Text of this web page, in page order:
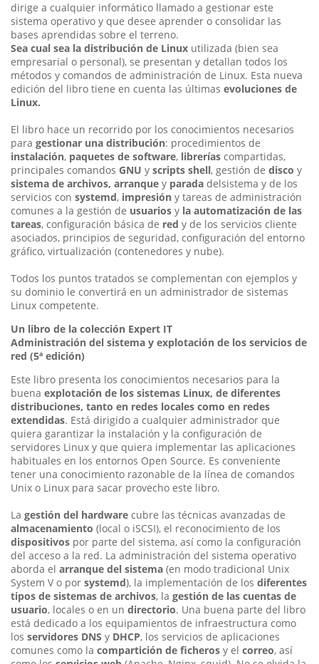
dirige a cualquier informático llamado a gestionar este
sistema operativo y que desee aprender o consolidar las
bases aprendidas sobre el terreno.
Sea cual sea la distribución de Linux utilizada (bien sea
empresarial o personal), se presentan y detallan todos los
métodos y comandos de administración de Linux. Esta nueva
edición del libro tiene en cuenta las últimas evoluciones de
Linux.
El libro hace un recorrido por los conocimientos necesarios
para gestionar una distribución: procedimientos de
instalación, paquetes de software, librerías compartidas,
principales comandos GNU y scripts shell, gestión de disco y
sistema de archivos, arranque y parada delsistema y de los
servicios con systemd, impresión y tareas de administración
comunes a la gestión de usuarios y la automatización de las
tareas, configuración básica de red y de los servicios cliente
asociados, principios de seguridad, configuración del entorno
gráfico, virtualización (contenedores y nube).
Todos los puntos tratados se complementan con ejemplos y
su dominio le convertirá en un administrador de sistemas
Linux competente.
Un libro de la colección Expert IT
Administración del sistema y explotación de los servicios de
red (5ª edición)
Este libro presenta los conocimientos necesarios para la
buena explotación de los sistemas Linux, de diferentes
distribuciones, tanto en redes locales como en redes
extendidas. Está dirigido a cualquier administrador que
quiera garantizar la instalación y la configuración de
servidores Linux y que quiera implementar las aplicaciones
habituales en los entornos Open Source. Es conveniente
tener una conocimiento razonable de la línea de comandos
Unix o Linux para sacar provecho este libro.
La gestión del hardware cubre las técnicas avanzadas de
almacenamiento (local o iSCSI), el reconocimiento de los
dispositivos por parte del sistema, así como la configuración
del acceso a la red. La administración del sistema operativo
aborda el arranque del sistema (en modo tradicional Unix
System V o por systemd), la implementación de los diferentes
tipos de sistemas de archivos, la gestión de las cuentas de
usuario, locales o en un directorio. Una buena parte del libro
está dedicado a los equipamientos de infraestructura como
los servidores DNS y DHCP, los servicios de aplicaciones
comunes como la compartición de ficheros y el correo, así